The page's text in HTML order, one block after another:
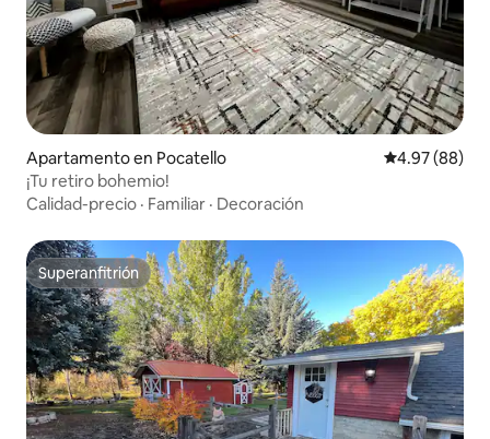
Apartamento en Pocatello Calificación
4.97 (88)
¡Tu retiro bohemio!
Calidad-precio · Familiar · Decoración
Superanfitrión
Superanfitrión